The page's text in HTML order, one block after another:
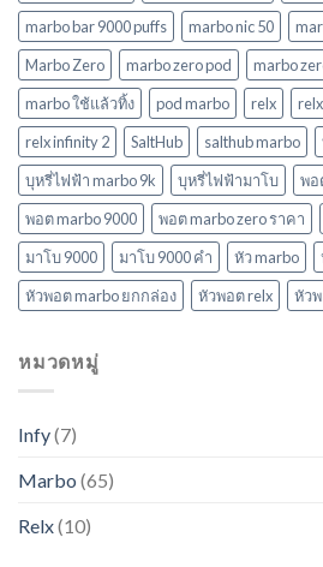
marbo bar 9000 puffs
marbo nic 50
Marbo Zero
marbo zero pod marbo
marbo ใช้แล้วทิ้ง
pod marbo relx
relx infinity 2
SaltHub salthub marbo
บุหรี่ไฟฟ้า marbo 9k
บุหรี่ไฟฟ้ามาโบ พอ
พอต marbo 9000
พอต marbo zero ราคา
มาโบ 9000
มาโบ 9000 คํา หัว marbo
หัวพอต marbo ยกกล่อง
หัวพอต relx หัว
หมวดหมู่
Infy(7)
Marbo (65)
Relx(10)